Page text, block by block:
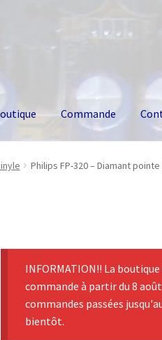
Commande
Philips FP-320 – Diamant
INFORMATION!! La
commande à partir du 8
commandes passées
bientôt.